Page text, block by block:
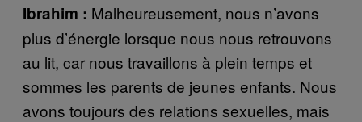
Ibrahim : Malheureusement, nous n’avons
plus d’énergie lorsque nous nous retrouvons
au lit, car nous travaillons à plein temps et
sommes les parents de jeunes enfants. Nous
avons toujours des relations sexuelles, mais